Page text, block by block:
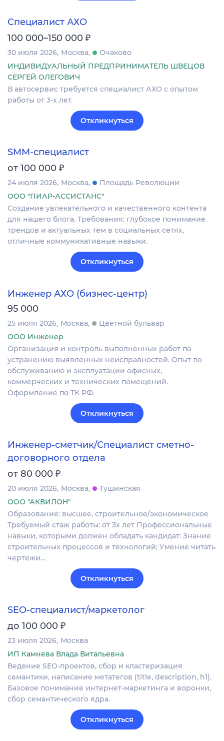
Специалист АХО
100 000–150 000 ₽
30 июля 2026 Москва
Очаково
ИНДИВИДУАЛЬНЫЙ ПРЕДПРИНИМАТЕЛЬ ШВЕЦОВ
СЕРГЕЙ ОЛЕГОВИЧ
В автосервис требуется специалист АХО с опытом
работы от 3-х лет.
Откликнуться
SMM-специалист
от 100 000 ₽
24 июля 2026 Москва
Площадь Революции
ООО "ПИАР-АССИСТАНС"
Создание увлекательного и качественного контента
для нашего блога. Требования: глубокое понимание
трендов и актуальных тем в социальных сетях,
отличные коммуникативные навыки.
Откликнуться
Инженер АХО (бизнес-центр)
95 000
25 июля 2026 Москва
Цветной бульвар
ООО Инженер
Организация и контроль выполненных работ по
устранению выявленных неисправностей. Опыт по
обслуживанию и эксплуатации офисных,
коммерческих и технических помещений.
Оформление по ТК РФ.
Откликнуться
Инженер-сметчик/Специалист сметно-
договорного отдела
от 80 000 ₽
20 июля 2026 Москва
Тушинская
ООО "АКВИЛОН"
Образование: высшее, строительное/экономическое
Требуемый стаж работы: от 3х лет Профессиональные
навыки, которыми должен обладать кандидат: Знание
строительных процессов и технологий; Умение читать
чертежи…
Откликнуться
SEO-специалист/маркетолог
до 100 000 ₽
23 июля 2026 Москва
ИП Камнева Влада Витальевна
Ведение SEO-проектов, сбор и кластеризация
семантики, написание метатегов (title, description, h1).
Базовое понимание интернет-маркетинга и воронки,
сбор семантического ядра.
Откликнуться